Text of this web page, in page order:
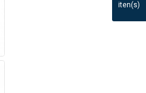
iten(s)